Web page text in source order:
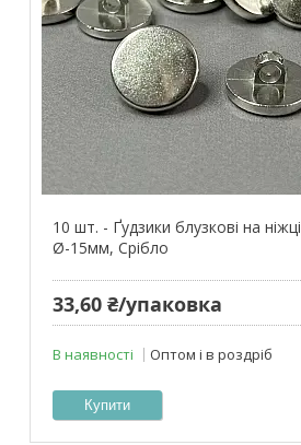
10 шт. - Ґудзики блузкові на ніжці
Ø-15мм, Срібло
33,60 ₴/упаковка
В наявності Оптом і в роздріб
Купити